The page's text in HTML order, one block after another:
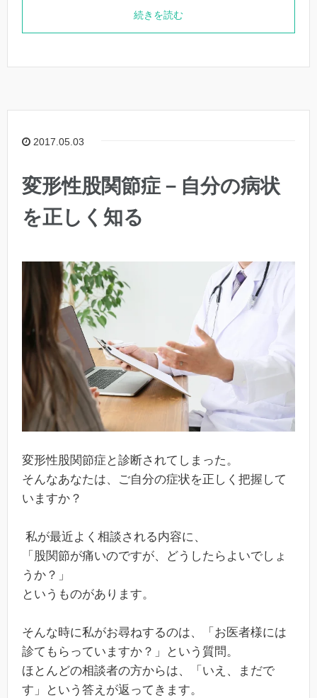
続きを読む
2017.05.03
変形性股関節症－自分の病状
を正しく知る
変形性股関節症と診断されてしまった。
そんなあなたは、ご自分の症状を正しく把握して
いますか？
私が最近よく相談される内容に、
「股関節が痛いのですが、どうしたらよいでしょ
うか？」
というものがあります。
そんな時に私がお尋ねするのは、「お医者様には
診てもらっていますか？」という質問。
ほとんどの相談者の方からは、「いえ、まだで
す」という答えが返ってきます。